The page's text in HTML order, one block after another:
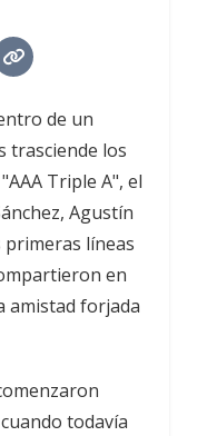
de un
trasciende los
Triple A", el
Agustín
primeras líneas
en
amistad forjada
todavía